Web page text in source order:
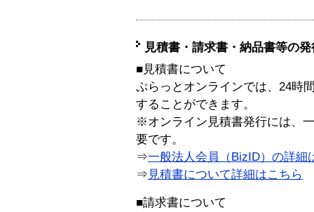
見積書・請求書・納品書等の
■見積書について
ぷらっとオンラインでは、24時
することができます。
※オンライン見積書発行には、
要です。
⇒一般法人会員（BizID）の詳細
⇒ 見積書について詳細はこちら
■請求書について